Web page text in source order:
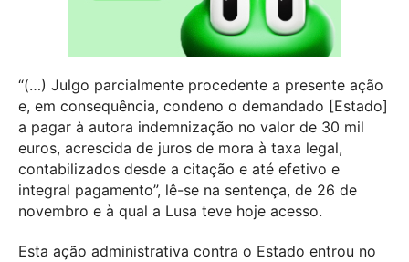
“(…) Julgo parcialmente procedente a presente ação
e, em consequência, condeno o demandado [Estado]
a pagar à autora indemnização no valor de 30 mil
euros, acrescida de juros de mora à taxa legal,
contabilizados desde a citação e até efetivo e
integral pagamento”, lê-se na sentença, de 26 de
novembro e à qual a Lusa teve hoje acesso.
Esta ação administrativa contra o Estado entrou no